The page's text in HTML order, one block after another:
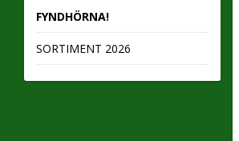
FYNDHÖRNA!
SORTIMENT 2026